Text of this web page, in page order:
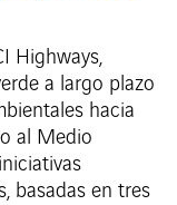
Highways,
a largo plazo
hacia
al Medio
basadas en tres